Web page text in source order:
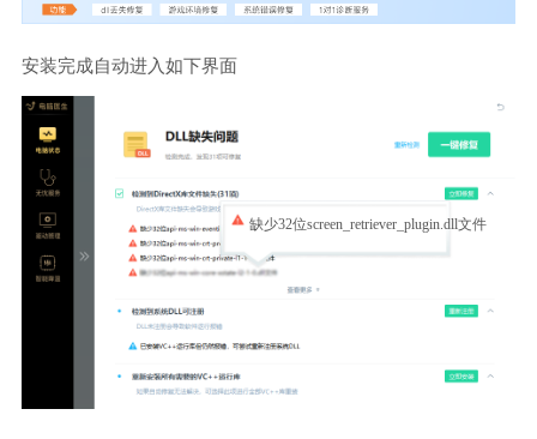
安装完成自动进入如下界面
缺少32位screen_retriever_plugin.dll文件